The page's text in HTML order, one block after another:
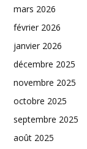
mars 2026
février 2026
janvier 2026
décembre 2025
novembre 2025
octobre 2025
septembre 2025
août 2025